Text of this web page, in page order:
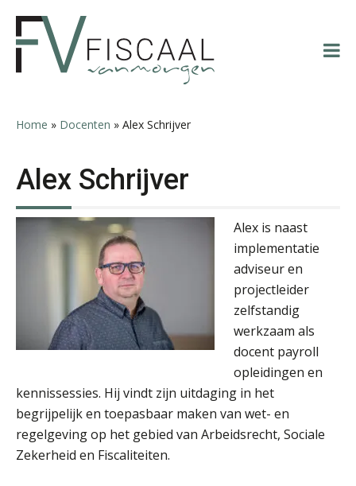
hoofdnavigatie
hoofd
eerste
voettekst
Home » Docenten » Alex Schrijver
Alex Schrijver
Alex is naast
implementatie
adviseur en
projectleider
zelfstandig
werkzaam als
docent payroll
opleidingen en
kennissessies. Hij vindt zijn uitdaging in het
begrijpelijk en toepasbaar maken van wet- en
regelgeving op het gebied van Arbeidsrecht, Sociale
Zekerheid en Fiscaliteiten.
Michiel Pouwels
Rob van Oosterhout